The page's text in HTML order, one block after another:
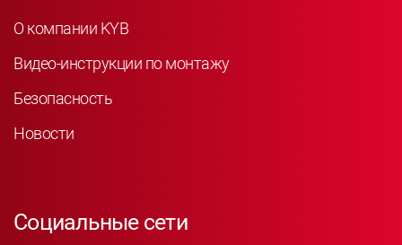
О компании KYB
Видео-инструкции по монтажу
Безопасность
Новости
Социальные сети